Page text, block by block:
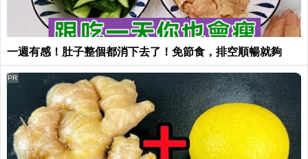
一週有感！肚子整個都消下去了！免節食，排空順暢就夠
PR